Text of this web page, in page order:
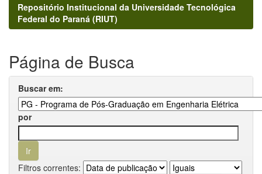
Repositório Institucional da Universidade Tecnológica
Federal do Paraná (RIUT)
Página de Busca
Buscar em:
por
Filtros correntes: